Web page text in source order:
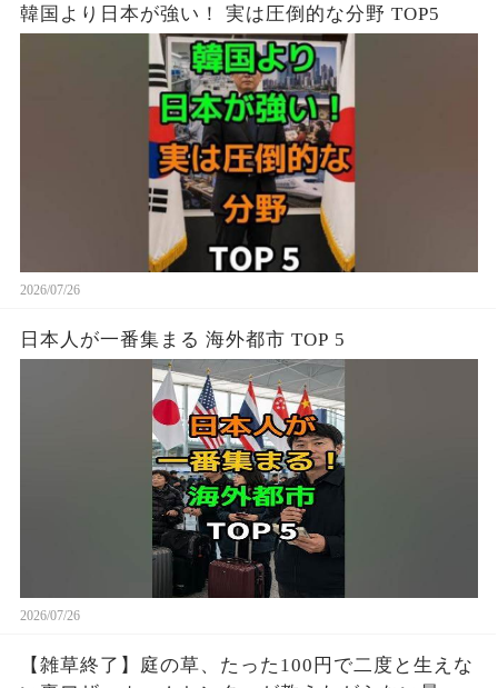
韓国より日本が強い！ 実は圧倒的な分野 TOP5
2026/07/26
日本人が一番集まる 海外都市 TOP 5
2026/07/26
【雑草終了】庭の草、たった100円で二度と生えな